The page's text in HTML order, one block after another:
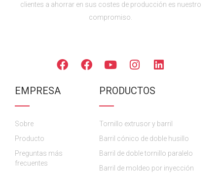
clientes a ahorrar en sus costes de producción es nuestro
compromiso.
F
a
F
a
Y
o
T
u
e
I
n
t
r
a
m
L
i
I
n
EMPRESA
Sobre
Producto
Preguntas más
frecuentes
PRODUCTOS
Tornillo extrusor y barril
Barril cónico de doble husillo
Barril de doble tornillo paralelo
Barril de moldeo por inyección